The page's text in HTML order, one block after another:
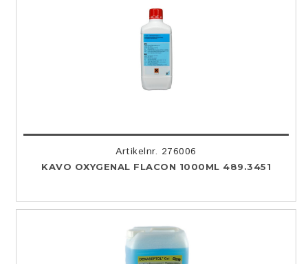
Artikelnr. 276006
KAVO OXYGENAL FLACON 1000ML 489.3451